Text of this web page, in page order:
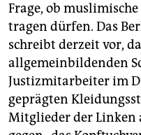
Frage, ob
tragen dürfen. Das
schreibt derzeit vor,
allgemeinbildenden
Justizmitarbeiter im
geprägten
Mitglieder der Linken